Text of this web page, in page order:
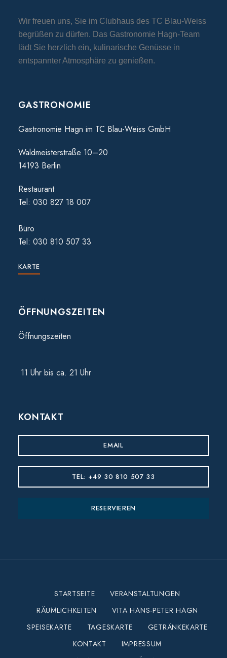
Wir freuen uns, Sie im Clubhaus des TC Blau-Weiss
begrüßen zu dürfen. Das Gastronomie Hagn-Team
lädt Sie herzlich ein, kulinarische Genüsse in
entspannter Atmosphäre zu genießen.
GASTRONOMIE
Gastronomie Hagn im TC Blau-Weiss GmbH
Waldmeisterstraße 10–20
14193 Berlin
Restaurant
Tel: 030 827 18 007
Büro
Tel: 030 810 507 33
KARTE
ÖFFNUNGSZEITEN
Öffnungszeiten
11 Uhr bis ca. 21 Uhr
KONTAKT
EMAIL
TEL: +49 30 810 507 33
RESERVIEREN
STARTSEITE
VERANSTALTUNGEN
RÄUMLICHKEITEN
VITA HANS-PETER HAGN
SPEISEKARTE
TAGESKARTE
GETRÄNKEKARTE
KONTAKT
IMPRESSUM